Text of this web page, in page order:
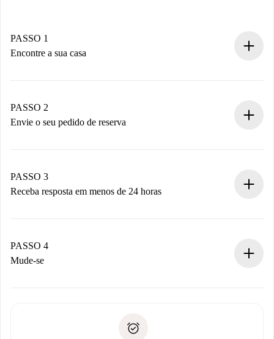
PASSO 1
Encontre a sua casa
Você tem todas as informações necessárias
antecipadamente.
PASSO 2
Envie o seu pedido de reserva
Não cobramos nada até que o proprietário confirme.
PASSO 3
Receba resposta em menos de 24 horas
proprietário.
Se recusada: não cobraremos nada e ofereceremos
Débito direto bancário
PASSO 4
Mude-se
não comunicar nenhum problema.